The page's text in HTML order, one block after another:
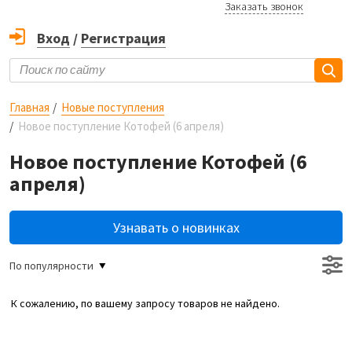
Заказать звонок
Вход / Регистрация
Главная
Новые поступления
Новое поступление Котофей (6 апреля)
Новое поступление Котофей (6
апреля)
Узнавать о новинках
По популярности
К сожалению, по вашему запросу товаров не найдено.